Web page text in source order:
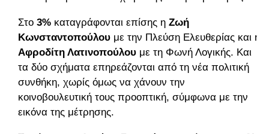
Στο 3% καταγράφονται επίσης η Ζωή
Κωνσταντοπούλου με την Πλεύση Ελευθερίας και η
Αφροδίτη Λατινοπούλου με τη Φωνή Λογικής. Και
τα δύο σχήματα επηρεάζονται από τη νέα πολιτική
συνθήκη, χωρίς όμως να χάνουν την
κοινοβουλευτική τους προοπτική, σύμφωνα με την
εικόνα της μέτρησης.